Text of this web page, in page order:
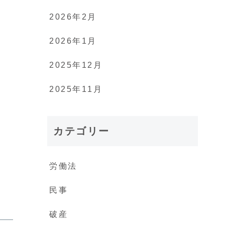
2026年2月
2026年1月
2025年12月
2025年11月
カテゴリー
労働法
民事
破産